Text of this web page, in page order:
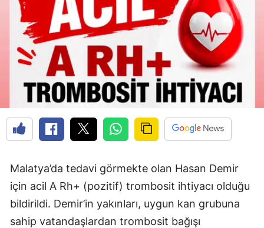
Malatya’da tedavi görmekte olan Hasan Demir
için acil A Rh+ (pozitif) trombosit ihtiyacı olduğu
bildirildi. Demir’in yakınları, uygun kan grubuna
sahip vatandaşlardan trombosit bağışı